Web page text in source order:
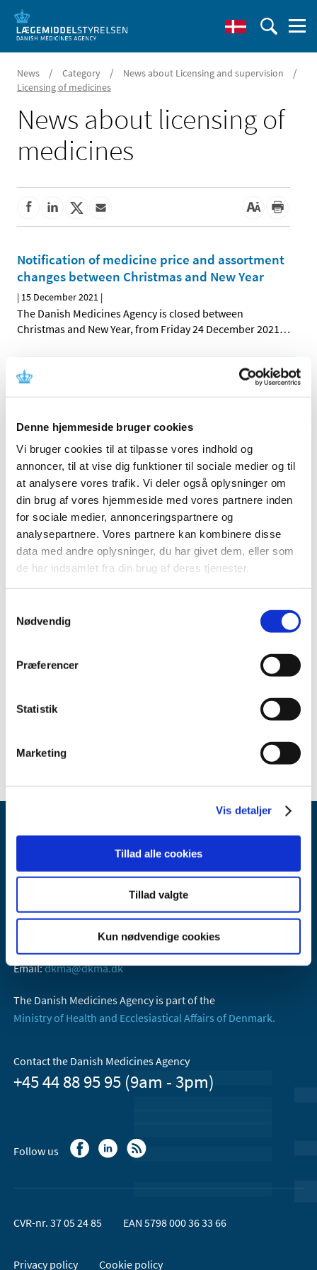
Denne hjemmeside bruger cookies
Vi bruger cookies til at tilpasse vores indhold og
annoncer, til at vise dig funktioner til sociale medier og til
at analysere vores trafik. Vi deler også oplysninger om
din brug af vores hjemmeside med vores partnere inden
for sociale medier, annonceringspartnere og
analysepartnere. Vores partnere kan kombinere disse
data med andre oplysninger, du har givet dem, eller som
de har indsamlet fra din brug af deres tjenester.
Nødvendig
Præferencer
Statistik
Marketing
Vis detaljer
Tillad alle cookies
Tillad valgte
Kun nødvendige cookies
News / Category / News about Licensing and supervision /
Licensing of medicines
News about licensing of
medicines
Notification of medicine price and assortment
changes between Christmas and New Year
| 15 December 2021 |
The Danish Medicines Agency is closed between
Christmas and New Year, from Friday 24 December 2021…
All items (32)
2026 (1)
2025 (2)
2024 (3)
2023 (4)
2022 (5)
2021 (1)
December (1)
2020 (2)
2017 (3)
Authorisation procedures
Danish Medicines Agency
Axel Heides Gade 1
2300 København S
Email:dkma@dkma.dk
The Danish Medicines Agency is part of the
Ministry of Health and Ecclesiastical Affairs of Denmark.
Contact the Danish Medicines Agency
+45 44 88 95 95 (9am - 3pm)
Follow us
CVR-nr. 37 05 24 85 EAN 5798 000 36 33 66
Privacy policy Cookie policy